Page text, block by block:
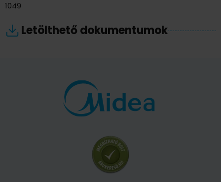
1049
Letölthető dokumentumok